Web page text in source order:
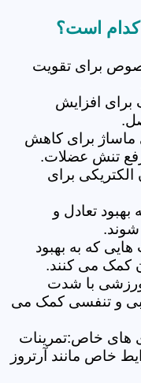
کدام است؟
برای تقویت
برای افزایش
ماساژ برای کاهش
تنش عضلات.
الکتریکی برای
بهبود تعادل و
که به بهبود
کمک می کنند.
ورزشی با شدت
و تنفسی کمک می
های خاص:تمرینات
خاص مانند آرتروز